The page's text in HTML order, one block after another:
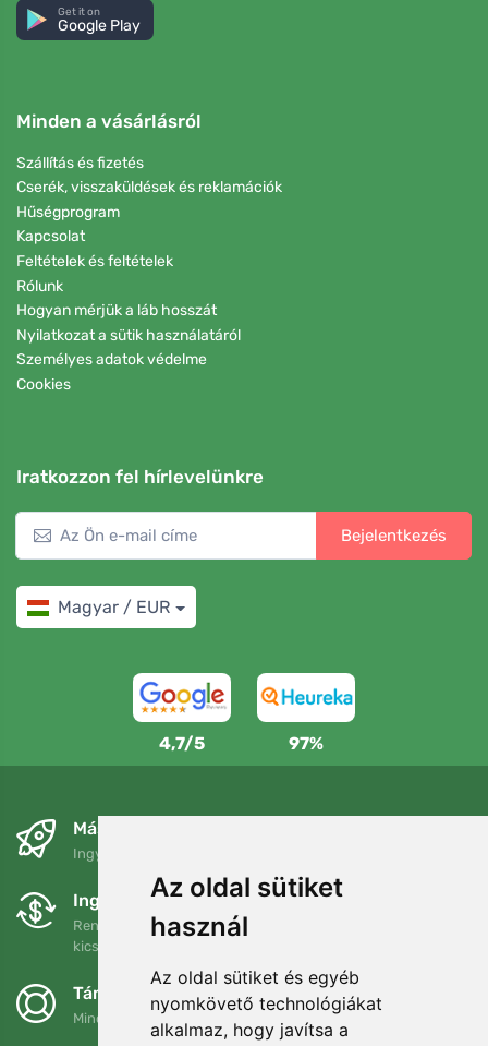
Az oldal sütiket
használ
Az oldal sütiket és egyéb
nyomkövető technológiákat
alkalmaz, hogy javítsa a
Get it on
Google Play
Minden a vásárlásról
Szállítás és fizetés
Cserék, visszaküldések és reklamációk
Hűségprogram
Kapcsolat
Feltételek és feltételek
Rólunk
Hogyan mérjük a láb hosszát
Nyilatkozat a sütik használatáról
Személyes adatok védelme
Cookies
Iratkozzon fel hírlevelünkre
Bejelentkezés
Magyar / EUR
4,7/5 97%
Másnapra és ingyenesen
Ingyenes szállítás a következő összeg felett: 80 EUR
Ingyenes csere és visszaküldés
Rendelését 90 napon belül bármikor visszaküldheti vagy
kicserélheti.
Támogatjuk a Trees.org-ot
Minden megrendelésért ültetünk egy fát! Bővebben